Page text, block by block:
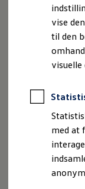
Ved deltagelse i
Co. A/S’s
vise
til den
visuelle
med at